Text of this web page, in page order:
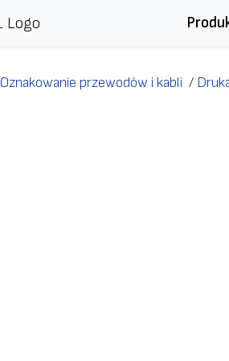
Oznakowanie przewodów i kabli /